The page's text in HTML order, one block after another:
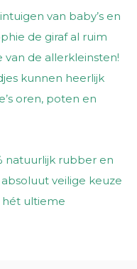
van baby’s en
de giraf al ruim
de allerkleinsten!
kunnen heerlijk
oren, poten en
natuurlijk rubber en
veilige keuze
hét ultieme